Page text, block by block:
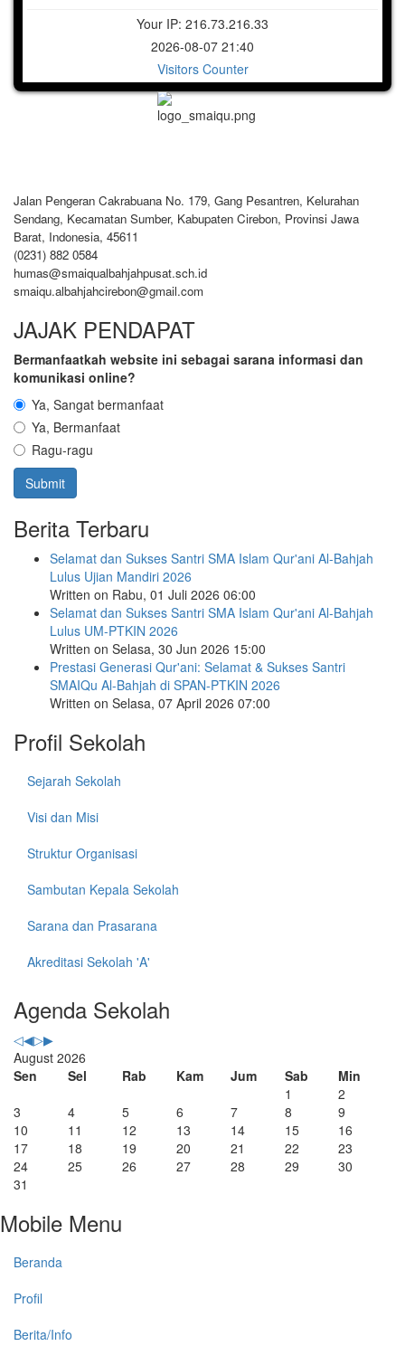
Your IP: 216.73.216.33
2026-08-07 21:40
Visitors Counter
Jalan Pengeran Cakrabuana No. 179, Gang Pesantren, Kelurahan
Sendang, Kecamatan Sumber, Kabupaten Cirebon, Provinsi Jawa
Barat, Indonesia, 45611
(0231) 882 0584
humas@smaiqualbahjahpusat.sch.id
smaiqu.albahjahcirebon@gmail.com
JAJAK PENDAPAT
Bermanfaatkah website ini sebagai sarana informasi dan
komunikasi online?
Ya, Sangat bermanfaat
Ya, Bermanfaat
Ragu-ragu
Berita Terbaru
Selamat dan Sukses Santri SMA Islam Qur'ani Al-Bahjah
Lulus Ujian Mandiri 2026
Written on Rabu, 01 Juli 2026 06:00
Selamat dan Sukses Santri SMA Islam Qur'ani Al-Bahjah
Lulus UM-PTKIN 2026
Written on Selasa, 30 Jun 2026 15:00
Prestasi Generasi Qur'ani: Selamat & Sukses Santri
SMAIQu Al-Bahjah di SPAN-PTKIN 2026
Written on Selasa, 07 April 2026 07:00
Profil Sekolah
Sejarah Sekolah
Visi dan Misi
Struktur Organisasi
Sambutan Kepala Sekolah
Sarana dan Prasarana
Akreditasi Sekolah 'A'
Agenda Sekolah
Previous
Year
Previous
Month
YearMonth
August 2026
Sen
Sel Rab Kam Jum Sab
Min
1
2
3
4 5 6 7 8
9
10
11 12 13 14 15
16
17
18 19 20 21 22
23
24
25 26 27 28 29
30
31
Mobile Menu
Beranda
Profil
Berita/Info